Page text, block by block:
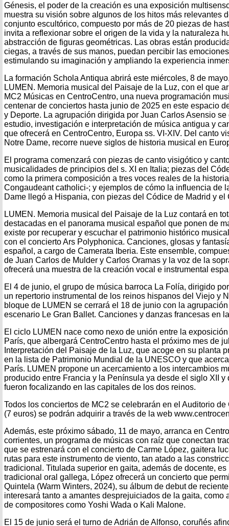
Génesis, el poder de la creación es una exposición
muestra su visión sobre algunos de los hitos más relevantes
conjunto escultórico, compuesto por más de 20 piezas de
invita a reflexionar sobre el origen de la vida y la naturaleza
abstracción de figuras geométricas. Las obras están
ciegas, a través de sus manos, puedan percibir las
estimulando su imaginación y ampliando la experiencia
La formación Schola Antiqua abrirá este miércoles, 8 de
LUMEN. Memoria musical del Paisaje de la Luz, con el que
MC2 Músicas en CentroCentro, una nueva programación
centenar de conciertos hasta junio de 2025 en este espacio
y Deporte. La agrupación dirigida por Juan Carlos Asensio
estudio, investigación e interpretación de música antigua y
que ofrecerá en CentroCentro, Europa ss. VI-XIV. Del canto
Notre Dame, recorre nueve siglos de historia musical en
El programa comenzará con piezas de canto visigótico y
musicalidades de principios del s. XI en Italia; piezas del
como la primera composición a tres voces reales de la
Congaudeant catholici-; y ejemplos de cómo la influencia de
Dame llegó a Hispania, con piezas del Códice de Madrid y
LUMEN. Memoria musical del Paisaje de la Luz contará en
destacadas en el panorama musical español que ponen de
existe por recuperar y escuchar el patrimonio histórico
con el concierto Ars Polyphonica. Canciones, glosas y
español, a cargo de Camerata Iberia. Este ensemble,
de Juan Carlos de Mulder y Carlos Oramas y la voz de la
ofrecerá una muestra de la creación vocal e instrumental
El 4 de junio, el grupo de música barroca La Folía, dirigido
un repertorio instrumental de los reinos hispanos del Viejo y
bloque de LUMEN se cerrará el 18 de junio con la
escenario Le Gran Ballet. Canciones y danzas francesas en
El ciclo LUMEN nace como nexo de unión entre la
París, que albergará CentroCentro hasta el próximo mes de
Interpretación del Paisaje de la Luz, que acoge en su planta
en la lista de Patrimonio Mundial de la UNESCO y que
París. LUMEN propone un acercamiento a los intercambios
producido entre Francia y la Península ya desde el siglo XII y
fueron focalizando en las capitales de los dos reinos.
Todos los conciertos de MC2 se celebrarán en el Auditorio
(7 euros) se podrán adquirir a través de la web
Además, este próximo sábado, 11 de mayo, arranca en
corrientes, un programa de músicas con raíz que conectan
que se estrenará con el concierto de Carme López, gaitera
rutas para este instrumento de viento, tan atado a las
tradicional. Titulada superior en gaita, además de docente,
tradicional oral gallega, López ofrecerá un concierto que
Quintela (Warm Winters, 2024), su álbum de debut de
interesará tanto a amantes desprejuiciados de la gaita, como
de compositores como Yoshi Wada o Kali Malone.
El 15 de junio será el turno de Adrián de Alfonso, coruñés